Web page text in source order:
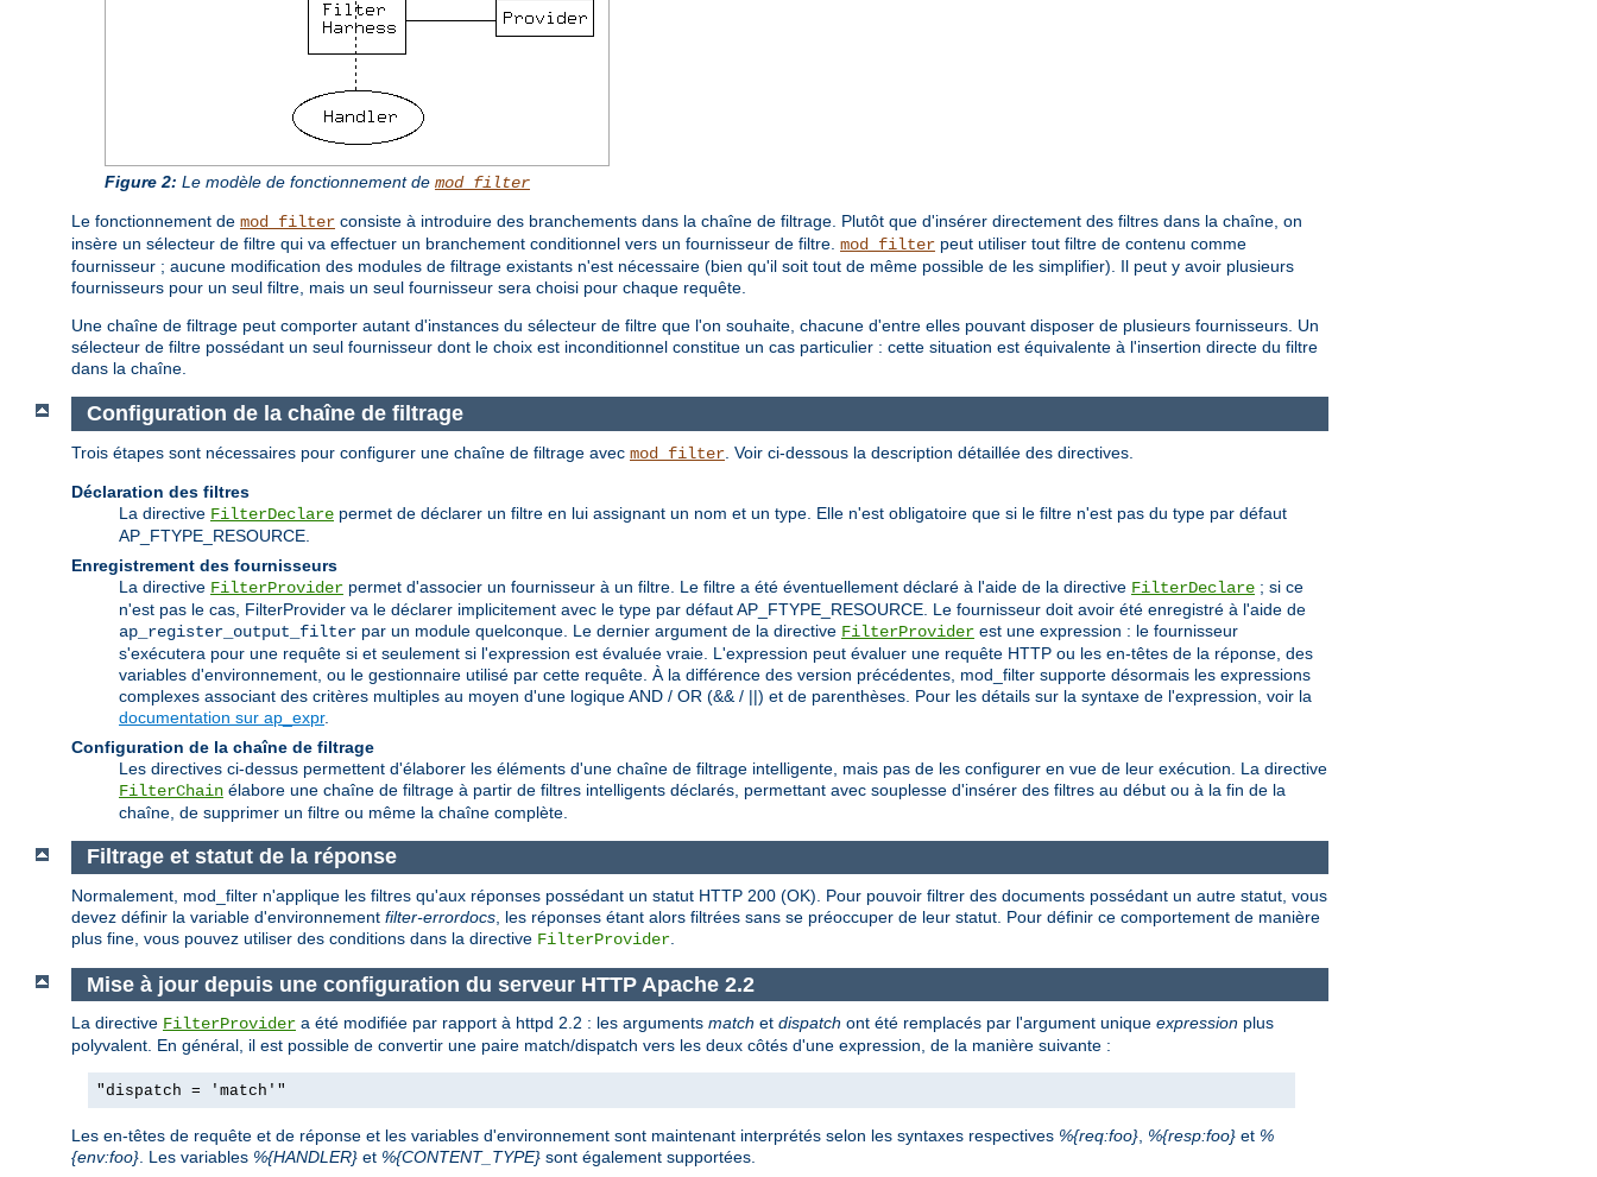
Figure 2: Le modèle de fonctionnement de mod_filter
Le fonctionnement de mod_filter consiste à introduire des branchements dans la chaîne de filtrage. Plutôt que d'insérer directement des filtres dans la chaîne, on
insère un sélecteur de filtre qui va effectuer un branchement conditionnel vers un fournisseur de filtre. mod_filter peut utiliser tout filtre de contenu comme
fournisseur ; aucune modification des modules de filtrage existants n'est nécessaire (bien qu'il soit tout de même possible de les simplifier). Il peut y avoir plusieurs
fournisseurs pour un seul filtre, mais un seul fournisseur sera choisi pour chaque requête.
Une chaîne de filtrage peut comporter autant d'instances du sélecteur de filtre que l'on souhaite, chacune d'entre elles pouvant disposer de plusieurs fournisseurs. Un
sélecteur de filtre possédant un seul fournisseur dont le choix est inconditionnel constitue un cas particulier : cette situation est équivalente à l'insertion directe du filtre
dans la chaîne.
Configuration de la chaîne de filtrage
Trois étapes sont nécessaires pour configurer une chaîne de filtrage avec mod_filter . Voir ci-dessous la description détaillée des directives.
Déclaration des filtres
La directive FilterDeclare permet de déclarer un filtre en lui assignant un nom et un type. Elle n'est obligatoire que si le filtre n'est pas du type par défaut
AP_FTYPE_RESOURCE.
Enregistrement des fournisseurs
La directive FilterProvider permet d'associer un fournisseur à un filtre. Le filtre a été éventuellement déclaré à l'aide de la directive FilterDeclare ; si ce
n'est pas le cas, FilterProvider va le déclarer implicitement avec le type par défaut AP_FTYPE_RESOURCE. Le fournisseur doit avoir été enregistré à l'aide de
ap_register_output_filter par un module quelconque. Le dernier argument de la directive FilterProvider est une expression : le fournisseur
s'exécutera pour une requête si et seulement si l'expression est évaluée vraie. L'expression peut évaluer une requête HTTP ou les en-têtes de la réponse, des
variables d'environnement, ou le gestionnaire utilisé par cette requête. À la différence des version précédentes, mod_filter supporte désormais les expressions
complexes associant des critères multiples au moyen d'une logique AND / OR (&& / ||) et de parenthèses. Pour les détails sur la syntaxe de l'expression, voir la
documentation sur ap_expr.
Configuration de la chaîne de filtrage
Les directives ci-dessus permettent d'élaborer les éléments d'une chaîne de filtrage intelligente, mais pas de les configurer en vue de leur exécution. La directive
FilterChain élabore une chaîne de filtrage à partir de filtres intelligents déclarés, permettant avec souplesse d'insérer des filtres au début ou à la fin de la
chaîne, de supprimer un filtre ou même la chaîne complète.
Filtrage et statut de la réponse
Normalement, mod_filter n'applique les filtres qu'aux réponses possédant un statut HTTP 200 (OK). Pour pouvoir filtrer des documents possédant un autre statut, vous
devez définir la variable d'environnement filter-errordocs , les réponses étant alors filtrées sans se préoccuper de leur statut. Pour définir ce comportement de manière
plus fine, vous pouvez utiliser des conditions dans la directive FilterProvider
Mise à jour depuis une configuration du serveur HTTP Apache 2.2
La directive FilterProvider a été modifiée par rapport à httpd 2.2 : les arguments match et dispatch ont été remplacés par l'argument unique expression plus
polyvalent. En général, il est possible de convertir une paire match/dispatch vers les deux côtés d'une expression, de la manière suivante :
"dispatch = 'match'"
Les en-têtes de requête et de réponse et les variables d'environnement sont maintenant interprétés selon les syntaxes respectives %{req:foo}, %{resp:foo} et %
{env:foo}. Les variables %{HANDLER} et %{CONTENT_TYPE} sont également supportées.